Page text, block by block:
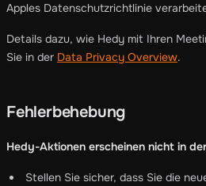
Apples Datenschutzrichtlinie
Details dazu, wie Hedy mit Ihren
Sie in der Data Privacy Overview.
Fehlerbehebung
Hedy-Aktionen erscheinen nicht in
Stellen Sie sicher, dass Sie die